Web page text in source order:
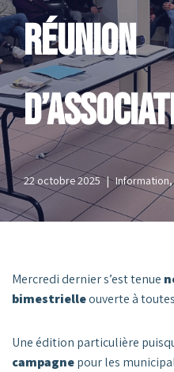
réunion
22 octobre 2025 Information,
Mercredi dernier s’est tenue
bimestrielleouverte à
Une édition particulière
campagnepour les